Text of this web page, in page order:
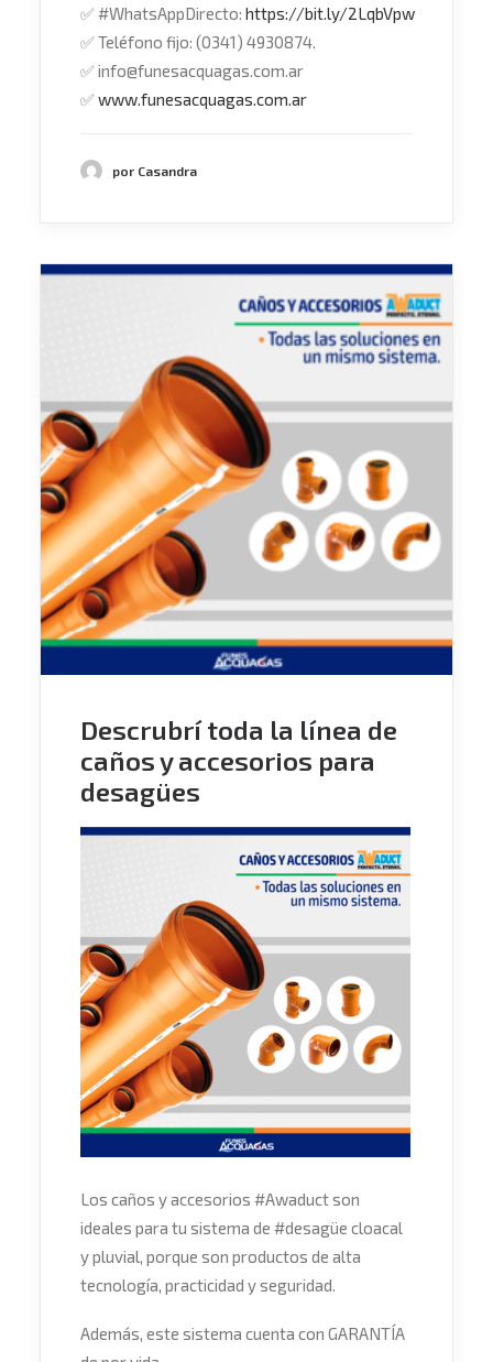
✅#WhatsAppDirecto: https://bit.ly/2LqbVpw
✅Teléfono fijo: (0341) 4930874.
✅info@funesacquagas.com.ar
✅www.funesacquagas.com.ar
por Casandra
Descrubrí toda la línea de
caños y accesorios para
desagües
Los caños y accesorios #Awaductson
ideales para tu sistema de #desagüe cloacal
y pluvial, porque son productos de alta
tecnología, practicidad y seguridad.
Además, este sistema cuenta con GARANTÍA